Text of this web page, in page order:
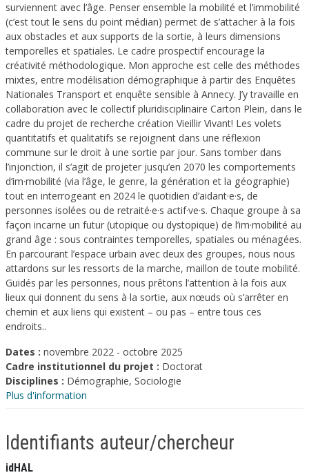
surviennent avec l’âge. Penser ensemble la mobilité et l’immobilité
(c’est tout le sens du point médian) permet de s’attacher à la fois
aux obstacles et aux supports de la sortie, à leurs dimensions
temporelles et spatiales. Le cadre prospectif encourage la
créativité méthodologique. Mon approche est celle des méthodes
mixtes, entre modélisation démographique à partir des Enquêtes
Nationales Transport et enquête sensible à Annecy. J’y travaille en
collaboration avec le collectif pluridisciplinaire Carton Plein, dans le
cadre du projet de recherche création Vieillir Vivant! Les volets
quantitatifs et qualitatifs se rejoignent dans une réflexion
commune sur le droit à une sortie par jour. Sans tomber dans
l’injonction, il s’agit de projeter jusqu’en 2070 les comportements
d’im·mobilité (via l’âge, le genre, la génération et la géographie)
tout en interrogeant en 2024 le quotidien d’aidant·e·s, de
personnes isolées ou de retraité·e·s actif·ve·s. Chaque groupe à sa
façon incarne un futur (utopique ou dystopique) de l’im·mobilité au
grand âge : sous contraintes temporelles, spatiales ou ménagées.
En parcourant l’espace urbain avec deux des groupes, nous nous
attardons sur les ressorts de la marche, maillon de toute mobilité.
Guidés par les personnes, nous prêtons l’attention à la fois aux
lieux qui donnent du sens à la sortie, aux nœuds où s’arrêter en
chemin et aux liens qui existent – ou pas – entre tous ces
endroits..
Dates : novembre 2022 - octobre 2025
Cadre institutionnel du projet : Doctorat
Disciplines : Démographie, Sociologie
Plus d'information
Identifiants auteur/chercheur
idHAL